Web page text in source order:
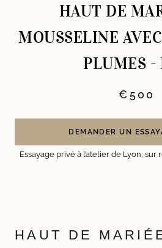
HAUT DE
MOUSSELINE
PLUMES
€500
DEMANDER UN
Essayage privé à l’atelier de Lyon,
HAUT DE